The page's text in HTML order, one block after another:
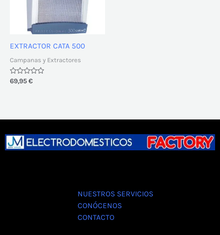
EXTRACTOR CATA 500
Campanas y Extractores
Valorado
69,95€
NUESTROS SERVICIOS
CONÓCENOS
CONTACTO